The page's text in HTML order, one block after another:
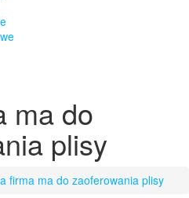
ma do
plisy
firma ma do zaoferowania plisy